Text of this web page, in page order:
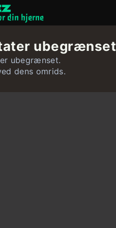
din hjerne
ubegrænset
ubegrænset.
dens omrids.